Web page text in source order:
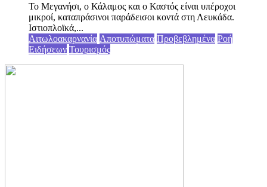
Το Μεγανήσι, ο Κάλαμος και ο Καστός είναι υπέροχοι
μικροί, καταπράσινοι παράδεισοι κοντά στη Λευκάδα.
Ιστιοπλοϊκά,...
Αιτωλοακαρνανία Αποτυπώματα Προβεβλημένα Ροή
Ειδήσεων Τουρισμός